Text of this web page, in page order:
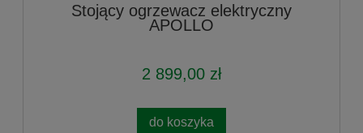
Stojący ogrzewacz elektryczny
APOLLO
2 899,00 zł
do koszyka